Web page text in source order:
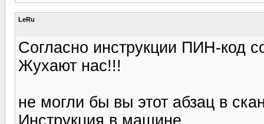
LeRu
Согласно инструкции ПИН-код
Жухают нас!!!
не могли бы вы этот абзац в
Инструкция в машине...